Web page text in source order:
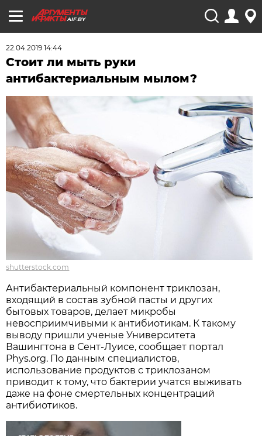
AIF.BY
22.04.2019 14:44
Стоит ли мыть руки
антибактериальным мылом?
shutterstock.com
Антибактериальный компонент триклозан,
входящий в состав зубной пасты и других
бытовых товаров, делает микробы
невосприимчивыми к антибиотикам. К такому
выводу пришли ученые Университета
Вашингтона в Сент-Луисе, сообщает портал
Phys.org. По данным специалистов,
использование продуктов с триклозаном
приводит к тому, что бактерии учатся выживать
даже на фоне смертельных концентраций
антибиотиков.